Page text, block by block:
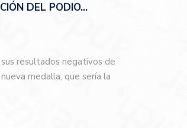
DEL PODIO…
resultados negativos de
medalla, que sería la